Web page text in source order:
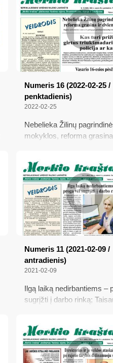
Volodymyro Zelenskio
metų karo; Valstybės
dieną šventė... prie džipo
Numeris 16 (2022-02-25 /
penktadienis)
2022-02-25
Nebelieka Žilinų
mokyklos, reforma
policija ar kavinė?;
pėsčiųjų žygiu
pagerbė Dzūkijos
Pasišiaušė ir Ūla
Numeris 11 (2021-02-09 /
antradienis)
2021-02-09
Ilgą laiką nedirbantiems –
sugrįžti į darbo rinką;
sausio 1-osios?; Prašo
gydytojų specialistų